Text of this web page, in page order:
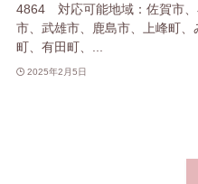
4864 対応可能地域：佐賀市
市、武雄市、鹿島市、上峰町
町、有田町、...
2025年2月5日